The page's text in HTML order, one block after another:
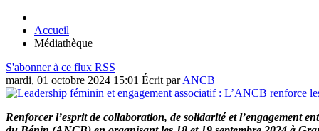
Accueil
Médiathèque
S'abonner à ce flux RSS
mardi, 01 octobre 2024 15:01 Écrit parANCB
Renforcer l’esprit de collaboration, de solidarité et l’engagement